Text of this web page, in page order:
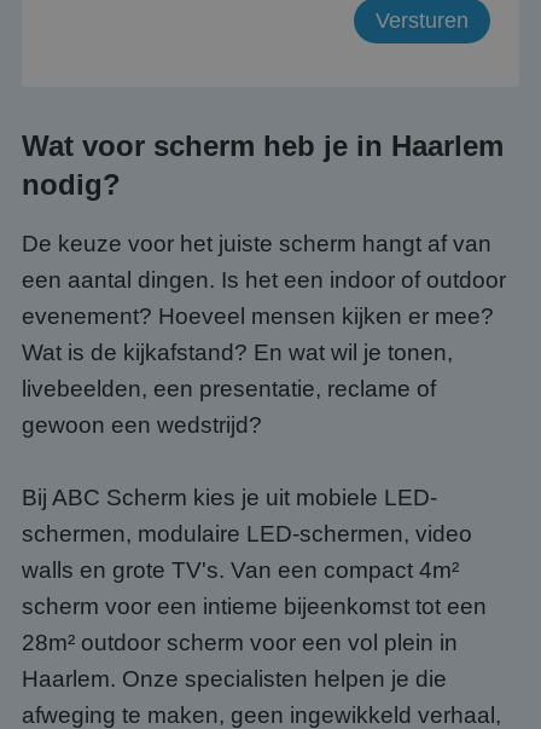
Wat voor scherm heb je in Haarlem
nodig?
De keuze voor het juiste scherm hangt af van
een aantal dingen. Is het een indoor of outdoor
evenement? Hoeveel mensen kijken er mee?
Wat is de kijkafstand? En wat wil je tonen,
livebeelden, een presentatie, reclame of
gewoon een wedstrijd?
Bij ABC Scherm kies je uit mobiele LED-
schermen, modulaire LED-schermen, video
walls en grote TV's. Van een compact 4m²
scherm voor een intieme bijeenkomst tot een
28m² outdoor scherm voor een vol plein in
Haarlem. Onze specialisten helpen je die
afweging te maken, geen ingewikkeld verhaal,